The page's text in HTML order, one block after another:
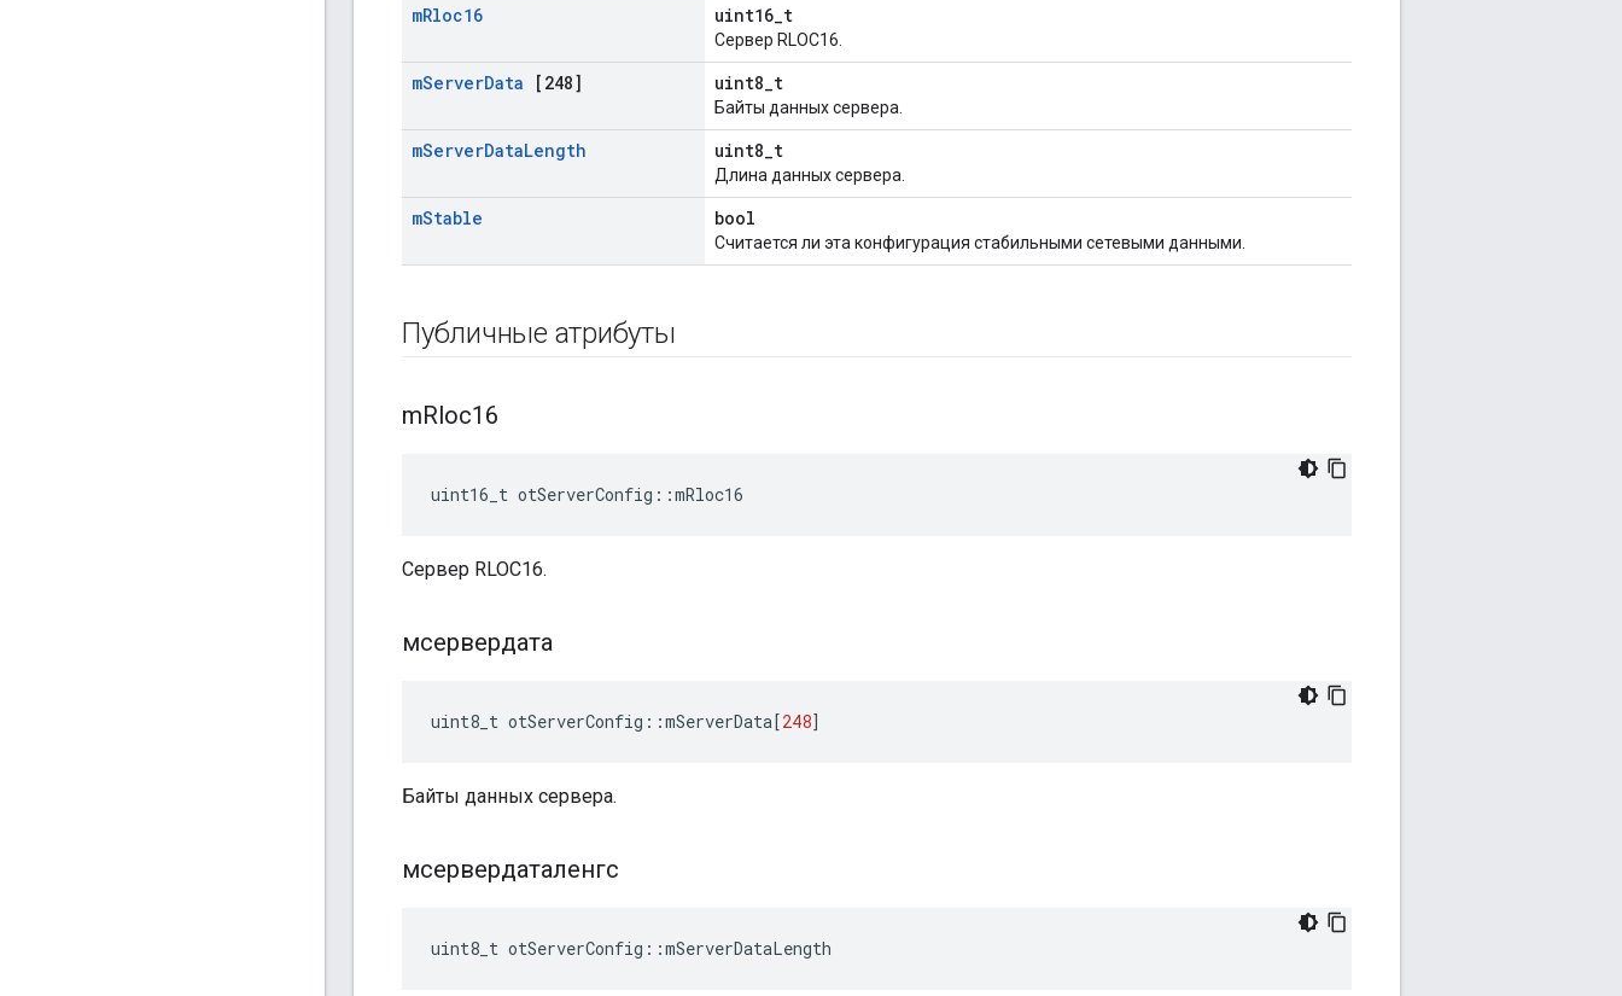
mRloc16 uint16_t
Сервер RLOC16.
mServerData [248] uint8_t
Байты данных сервера.
mServerDataLength uint8_t
Длина данных сервера.
mStable bool
Считается ли эта конфигурация стабильными сетевыми данными.
Публичные атрибуты
mRloc16
uint16_t otServerConfig ::mRloc16
Сервер RLOC16.
мсервердата
uint8_t otServerConfig ::mServerData[248]
Байты данных сервера.
мсервердаталенгс
uint8_t otServerConfig ::mServerDataLength